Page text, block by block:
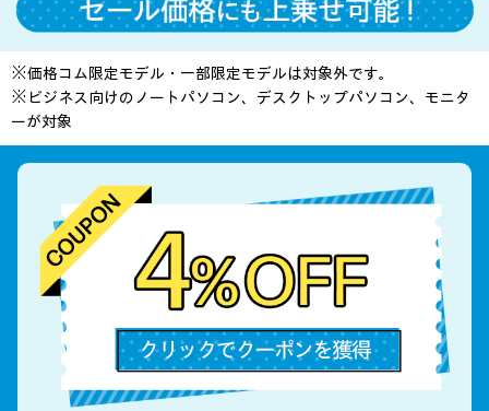
※価格コム限定モデル・一部限定モデルは対象外です。
※ビジネス向けのノートパソコン、デスクトップパソコン、モニタ
ーが対象